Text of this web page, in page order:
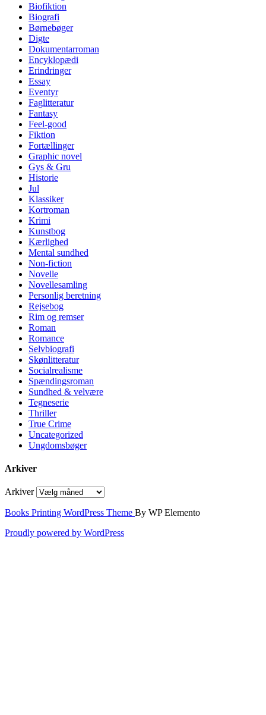
Biofiktion
Biografi
Børnebøger
Digte
Dokumentarroman
Encyklopædi
Erindringer
Essay
Eventyr
Faglitteratur
Fantasy
Feel-good
Fiktion
Fortællinger
Graphic novel
Gys & Gru
Historie
Jul
Klassiker
Kortroman
Krimi
Kunstbog
Kærlighed
Mental sundhed
Non-fiction
Novelle
Novellesamling
Personlig beretning
Rejsebog
Rim og remser
Roman
Romance
Selvbiografi
Skønlitteratur
Socialrealisme
Spændingsroman
Sundhed & velvære
Tegneserie
Thriller
True Crime
Uncategorized
Ungdomsbøger
Arkiver
Arkiver
Books Printing WordPress Theme By WP Elemento
Proudly powered by WordPress